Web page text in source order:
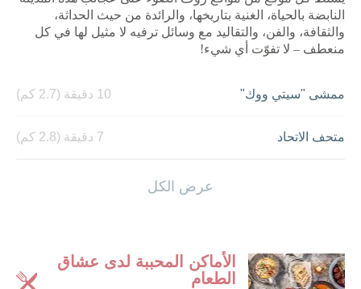
النابضة بالحياة، الغنية بتاريخها، والرائدة من حيث الحداثة،
والثقافة، والفن، والتقاليد مع وسائل ترفيه لا مثيل لها في كل
منعطف – لا تفوّت أي شيء!
ممشى "سيتي ووك" 10 دقيقة (2.7 كم)
متحف الاتحاد 7 دقيقة (2.8 كم)
عرض الكل
الأماكن المحببة لدى عشاق
الطعام